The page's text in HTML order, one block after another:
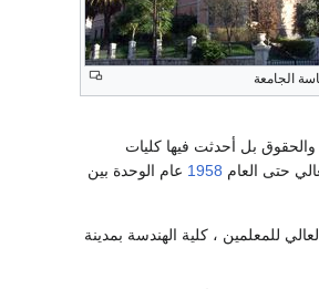
الجامعة
الطب والحقوق بل أحدثت فيها كليات
حتى العام 1958 عام الوحدة بين
للمعلمين ، كلية الهندسة بمدينة